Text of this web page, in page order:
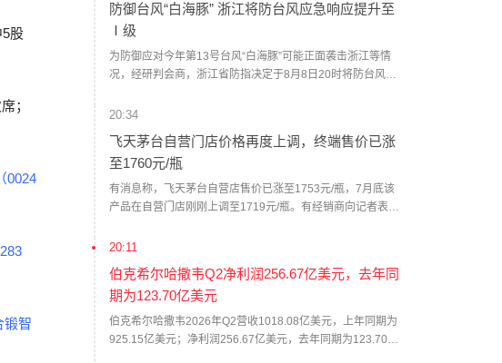
股
；
0024
锻智
边境保护局官员本月4日披露的信息显示，截至7月底，该部
门已处理完毕约1000亿美元关税的退款流程并把相关信息提
供给财政部用于付款。（中新社）
防御台风“白海豚” 浙江将防台风应急响应提升至
Ⅰ级
为防御应对今年第13号台风“白海豚”可能正面袭击浙江等情
况，经研判会商，浙江省防指决定于8月8日20时将防台风应
态，按预案方案全力做好各项防台风工作，必要时宣布进入
停运和封闭交通道路等措施。（新华社）
20:34
飞天茅台自营门店价格再度上调，终端售价已涨
至1760元/瓶
有消息称，飞天茅台自营店售价已涨至1753元/瓶，7月底该
产品在自营门店刚刚上调至1719元/瓶。有经销商向记者表
自营门店今年第二次独立提价。7月底，记者从茅台自营门店
值得一提的是，与上一次飞天茅台酒单品提价不同，除飞天
茅台之外，五星、经典版马年生肖、精品茅台三款产品售价
也有所上调，分别涨至1743元/瓶、1951元/瓶、2410元/瓶。
据了解，取消自营体系分销模式后，茅台自营体系由线下自
20:11
伯克希尔哈撒韦Q2净利润256.67亿美元，去年同
期为123.70亿美元
伯克希尔哈撒韦2026年Q2营收1018.08亿美元，上年同期为
925.15亿美元；净利润256.67亿美元，去年同期为123.70亿